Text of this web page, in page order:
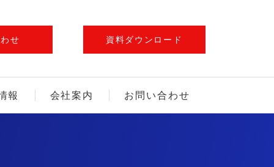
せ 資料ダウンロード
報 会社案内 お問い合わせ